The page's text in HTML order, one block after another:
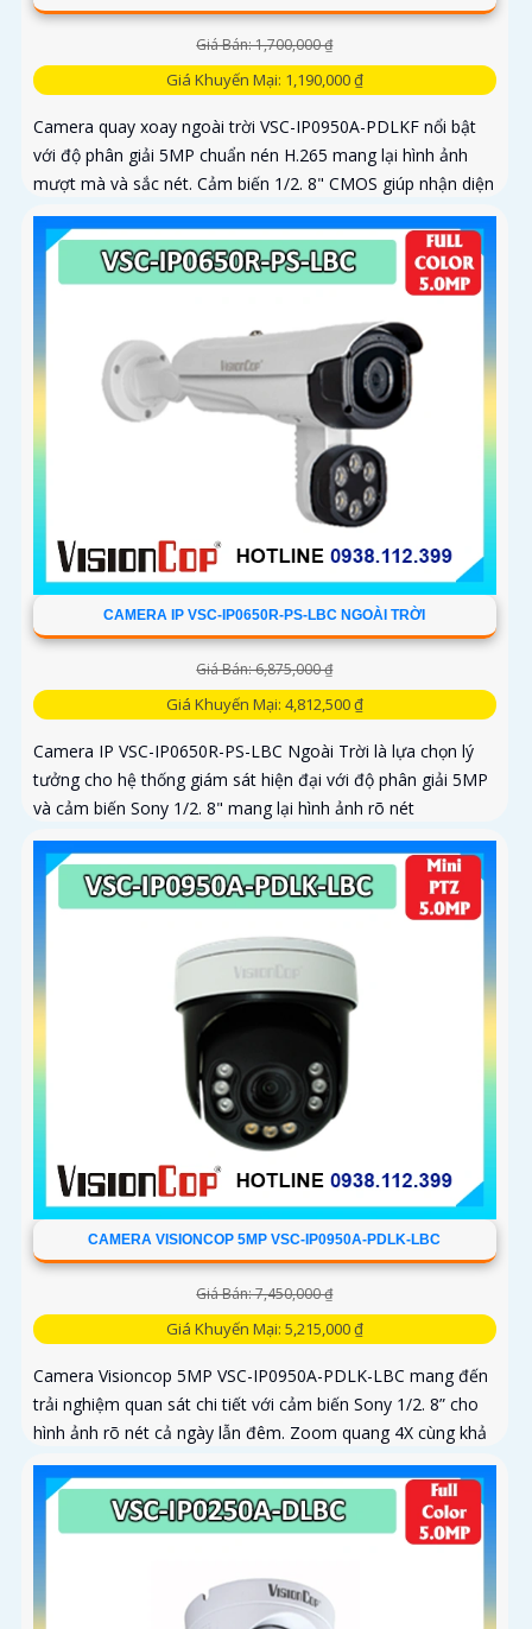
Giá Bán: 1,700,000 ₫
Giá Khuyến Mại: 1,190,000 ₫
Camera quay xoay ngoài trời VSC-IP0950A-PDLKF nổi bật
với độ phân giải 5MP chuẩn nén H.265 mang lại hình ảnh
mượt mà và sắc nét. Cảm biến 1/2. 8" CMOS giúp nhận diện
ánh sáng...
CAMERA IP VSC-IP0650R-PS-LBC NGOÀI TRỜI
Giá Bán: 6,875,000 ₫
Giá Khuyến Mại: 4,812,500 ₫
Camera IP VSC-IP0650R-PS-LBC Ngoài Trời là lựa chọn lý
tưởng cho hệ thống giám sát hiện đại với độ phân giải 5MP
và cảm biến Sony 1/2. 8" mang lại hình ảnh rõ nét
CAMERA VISIONCOP 5MP VSC-IP0950A-PDLK-LBC
Giá Bán: 7,450,000 ₫
Giá Khuyến Mại: 5,215,000 ₫
Camera Visioncop 5MP VSC-IP0950A-PDLK-LBC mang đến
trải nghiệm quan sát chi tiết với cảm biến Sony 1/2. 8” cho
hình ảnh rõ nét cả ngày lẫn đêm. Zoom quang 4X cùng khả
năng xoay...